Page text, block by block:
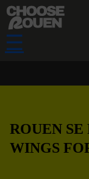
☰
ROUEN SE
WINGS